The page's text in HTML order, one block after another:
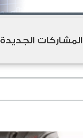
المشاركات الجديدة